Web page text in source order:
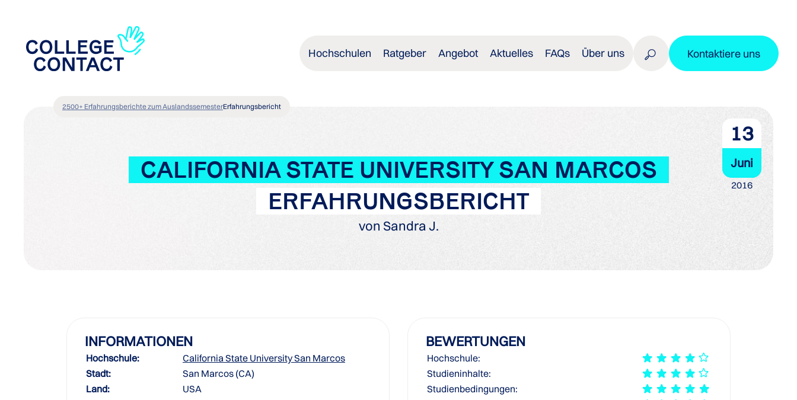
Hochschulen Ratgeber Angebot Aktuelles FAQs Über uns Kontaktiere uns
2500+ Erfahrungsberichte zum AuslandssemesterErfahrungsbericht
CALIFORNIA STATE UNIVERSITY SAN MARCOS
ERFAHRUNGSBERICHT
von Sandra J.
13
Juni
2016
INFORMATIONEN
Hochschule:
California State University San Marcos
Stadt:
San Marcos (CA)
Land:
USA
BEWERTUNGEN
Hochschule:
Studieninhalte:
Studienbedingungen: